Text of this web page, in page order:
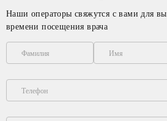
Наши операторы свяжутся с вами для
времени посещения врача
Фамилия Имя
Телефон